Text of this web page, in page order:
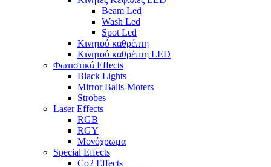
Beam Led
Wash Led
Spot Led
Κινητού καθρέπτη
Κινητού καθρέπτη LED
Φωτιστικά Effects
Black Lights
Mirror Balls-Moters
Strobes
Laser Effects
RGB
RGY
Μονόχρωμα
Special Effects
Co2 Effects